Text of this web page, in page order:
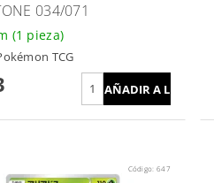
034/071
(1 pieza)
TCG
Código:647